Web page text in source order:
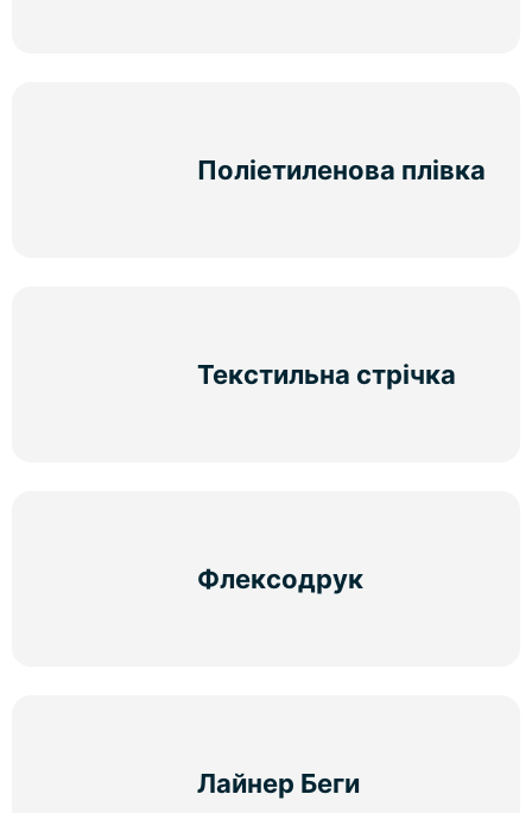
Поліетиленова плівка
Текстильна стрічка
Флексодрук
Лайнер Беги